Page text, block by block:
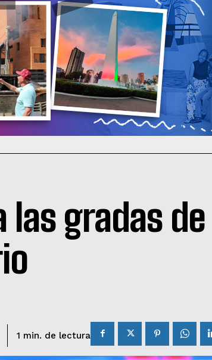
las gradas de
1 min. de lectura